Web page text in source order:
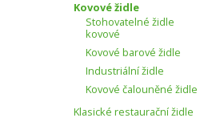
Kovové židle
Stohovatelné židle
kovové
Kovové barové židle
Industriální židle
Kovové čalouněné židle
Klasické restaurační židle